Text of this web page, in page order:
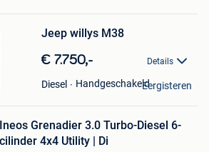
Jeep willys M38
€ 7.750,- Details
Diesel HandgeschakeldEergisteren
Ineos Grenadier 3.0 Turbo-Diesel 6-
cilinder 4x4 Utility | Di